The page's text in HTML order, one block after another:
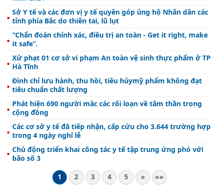
Sở Y tế và các đơn vị y tế quyên góp ủng hộ Nhân dân các
tỉnh phía Bắc do thiên tai, lũ lụt
“Chẩn đoán chính xác, điều trị an toàn - Get it right, make
it safe”.
Xử phạt 01 cơ sở vi phạm An toàn vệ sinh thực phẩm ở TP
Hà Tĩnh
Đình chỉ lưu hành, thu hồi, tiêu hủymỹ phẩm không đạt
tiêu chuẩn chất lượng
Phát hiện 690 người mắc các rối loạn về tâm thần trong
cộng đồng
Các cơ sở y tế đã tiếp nhận, cấp cứu cho 3.644 trường hợp
trong 4 ngày nghỉ lễ
Chủ động triển khai công tác y tế tập trung ứng phó với
bão số 3
1
2 3 4 5 » »»